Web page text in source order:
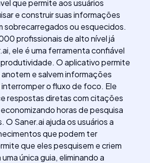
que permite aos usuários
e construir suas informações
sobrecarregados ou esquecidos.
profissionais de alto nível já
ele é uma ferramenta confiável
produtividade. O aplicativo permite
e salvem informações
o fluxo de foco. Ele
respostas diretas com citações
horas de pesquisa
O Saner.ai ajuda os usuários a
que podem ter
que eles pesquisem e criem
única guia, eliminando a